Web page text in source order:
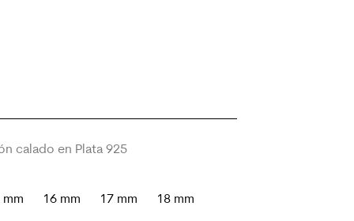
calado en Plata 925
mm 16 mm 17 mm
18 mm